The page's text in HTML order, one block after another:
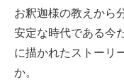
お釈迦様の教えから
安定な時代である今
に描かれたストーリ
か。